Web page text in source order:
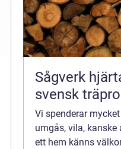
Sågverk hjärtat i hållbar
svensk
Vi spenderar
umgås, vila,
ett hem känns